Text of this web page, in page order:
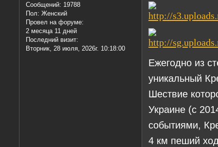
Сообщений: 19788
Пол: Женский
Провел на форуме:
2 месяца 11 дней
Последний визит:
Вторник, 28 июля, 2026г. 10:18:00
Ежегодно из
уникальный
Шествие
Украине (с
событиями,
4 км пеший